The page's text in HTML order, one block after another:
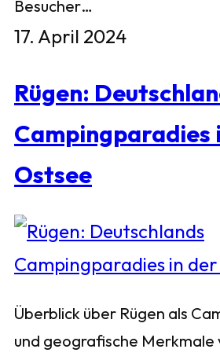
Besucher…
17. April 2024
Rügen:
Campingparadies
Ostsee
Überblick über Rügen als
und geografische Merkmale